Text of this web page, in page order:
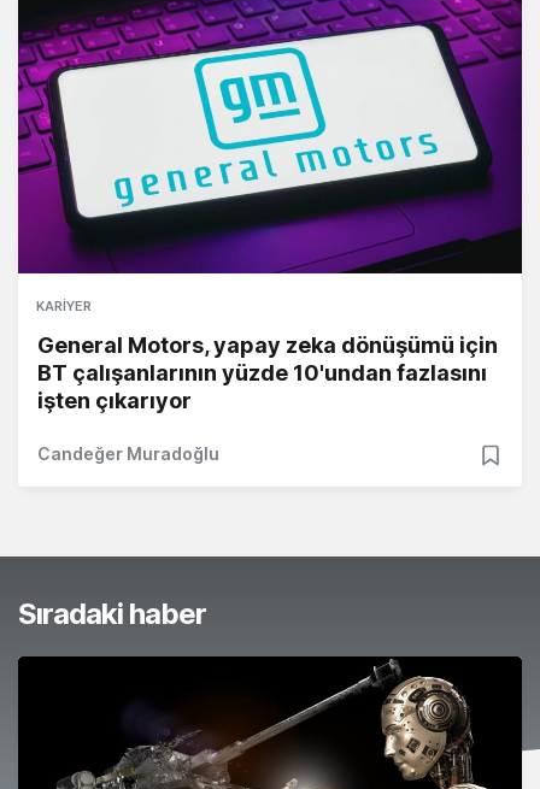
KARIYER
General Motors, yapay zeka dönüşümü için
BT çalışanlarının yüzde 10'undan fazlasını
işten çıkarıyor
Candeğer Muradoğlu
Sıradaki haber